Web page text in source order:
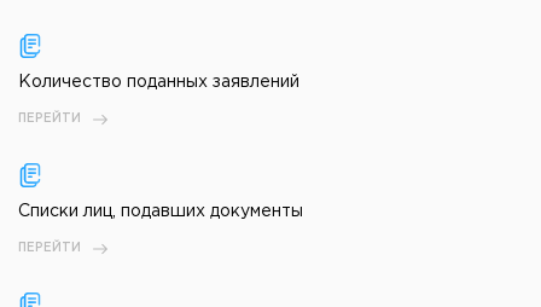
Количество поданных заявлений
ПЕРЕЙТИ
Списки лиц, подавших документы
ПЕРЕЙТИ